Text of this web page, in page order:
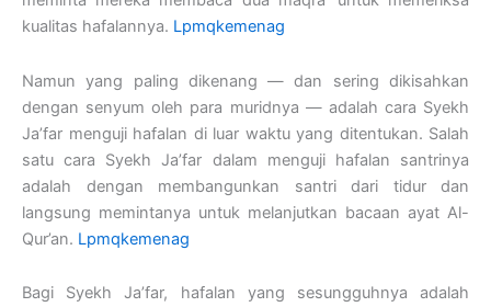
kualitas hafalannya. Lpmqkemenag
Namun yang paling dikenang — dan sering dikisahkan
dengan senyum oleh para muridnya — adalah cara Syekh
Ja’far menguji hafalan di luar waktu yang ditentukan. Salah
satu cara Syekh Ja’far dalam menguji hafalan santrinya
adalah dengan membangunkan santri dari tidur dan
langsung memintanya untuk melanjutkan bacaan ayat Al-
Qur’an. Lpmqkemenag
Bagi Syekh Ja’far, hafalan yang sesungguhnya adalah